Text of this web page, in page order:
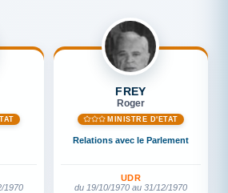
1970
FREY
Roger
MINISTRE D'ETAT
Relations avec le Parlement
UDR
du 19/10/1970 au 31/12/1970